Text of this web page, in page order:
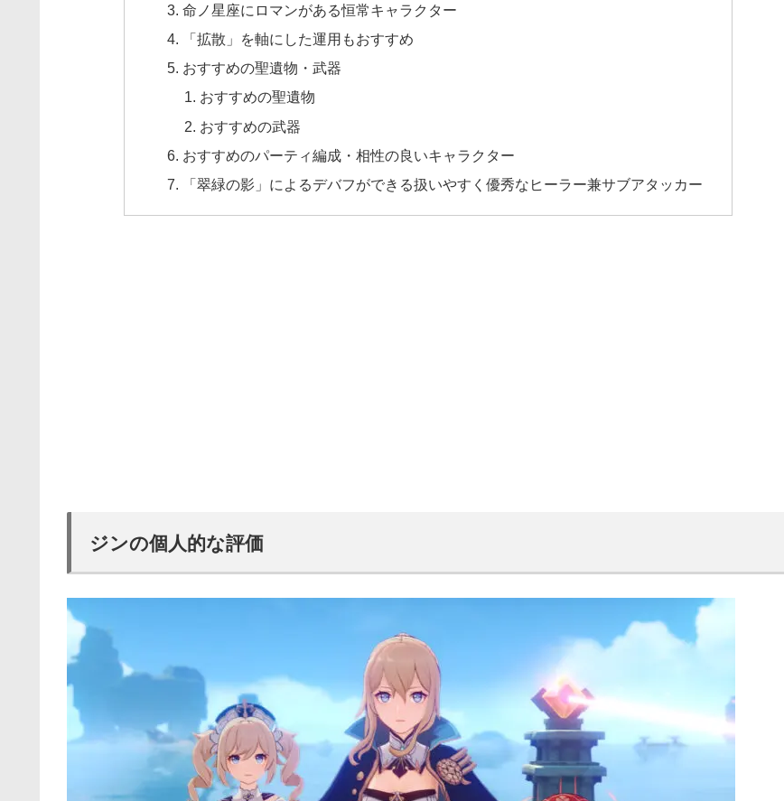
命ノ星座にロマンがある恒常キャラクター
「拡散」を軸にした運用もおすすめ
おすすめの聖遺物・武器
おすすめの聖遺物
おすすめの武器
おすすめのパーティ編成・相性の良いキャラクター
「翠緑の影」によるデバフができる扱いやすく優秀なヒーラー兼サブアタッカー
ジンの個人的な評価